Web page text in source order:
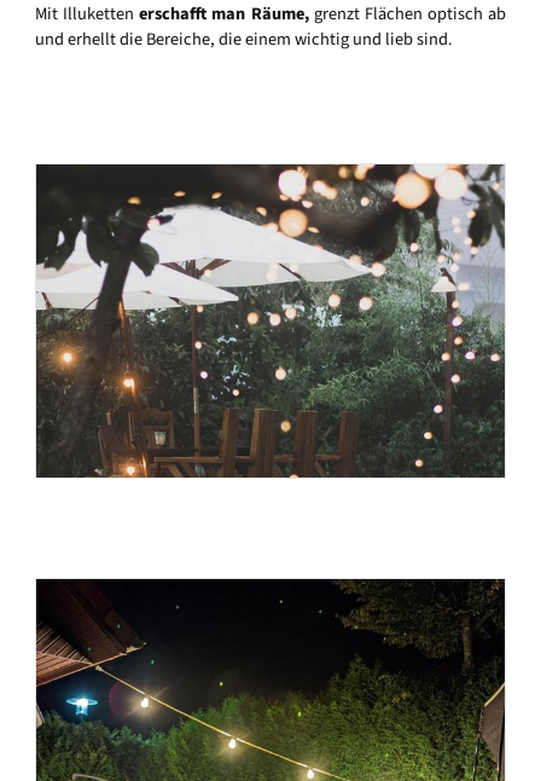
Mit Illukettenerschafft man Räume,grenzt Flächen optisch ab
und erhellt die Bereiche, die einem wichtig und lieb sind.